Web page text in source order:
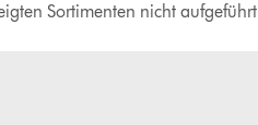
Sortimenten nicht aufgeführt